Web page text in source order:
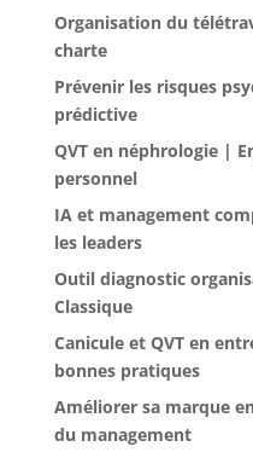
Organisation du
charte
Prévenir les risques
prédictive
QVT en néphrologie |
personnel
IA et management
les leaders
Outil diagnostic
Classique
Canicule et QVT en
bonnes pratiques
Améliorer sa marque
du management